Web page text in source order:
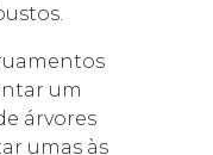
um
árvores
umas às